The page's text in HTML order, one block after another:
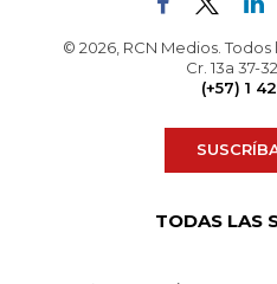
© 2026, RCN Medios.
Cr. 13a 37-
(+57) 1
TODAS LAS